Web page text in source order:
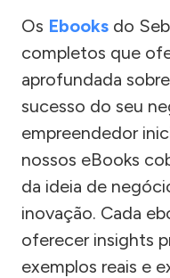
Os Ebooks do
completos que
aprofundada
sucesso do seu
empreendedor
nossos eBooks
da ideia de
inovação. Cada
oferecer insights
exemplos reais e